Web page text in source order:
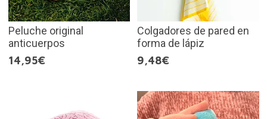
Peluche original
anticuerpos
14,95€
Colgadores de pared en
forma de lápiz
9,48€